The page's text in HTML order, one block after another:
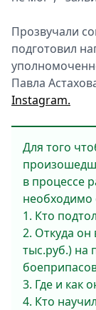
Прозвучали
подготовил
Павла
Instagram.
Для того
в процессе
необходимо
1. Кто
2. Откуда он
тыс.руб.) на
3. Где и как
4. Кто